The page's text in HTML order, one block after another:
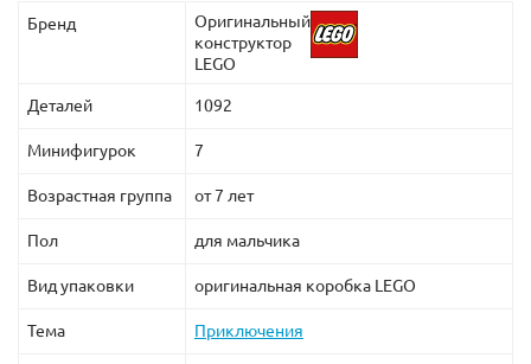
Бренд
Оригинальный
конструктор
LEGO
Деталей 1092
Минифигурок 7
Возрастная группа от 7 лет
Пол для мальчика
Вид упаковки оригинальная коробка LEGO
Тема Приключения